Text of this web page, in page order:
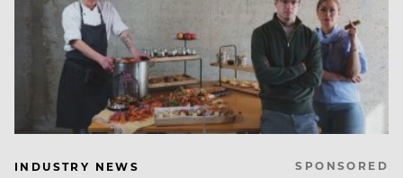
INDUSTRY NEWS SPONSORED